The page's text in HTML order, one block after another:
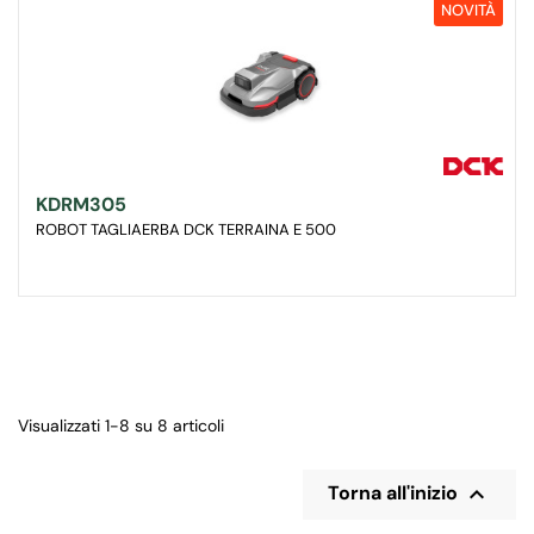
KDRM305
ROBOT TAGLIAERBA DCK TERRAINA E 500
NOVITÀ
Visualizzati 1-8 su 8 articoli
Torna all'inizio 